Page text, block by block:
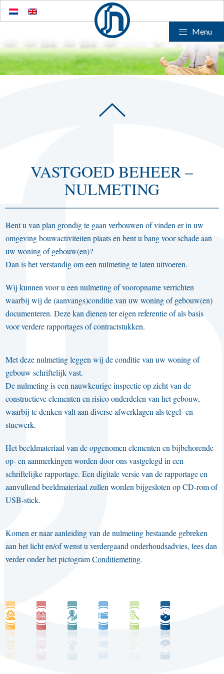
Menu
VASTGOED BEHEER –
NULMETING
Bent u van plan grondig te gaan verbouwen of vinden er in uw
omgeving bouwactiviteiten plaats en bent u bang voor schade aan
uw woning of gebouw(en)?
Dan is het verstandig om een nulmeting te laten uitvoeren.
Wij kunnen voor u een nulmeting of vooropname verrichten
waarbij wij de (aanvangs)conditie van uw woning of gebouw(en)
documenteren. Deze kan dienen ter eigen referentie of als basis
voor verdere rapportages of contractstukken.
Met deze nulmeting leggen wij de conditie van uw woning of
gebouw schriftelijk vast.
De nulmeting is een nauwkeurige inspectie op zicht van de
constructieve elementen en risico onderdelen van het gebouw,
waarbij te denken valt aan diverse afwerklagen als tegel- en
stucwerk.
Het beeldmateriaal van de opgenomen elementen en bijbehorende
op- en aanmerkingen worden door ons vastgelegd in een
schriftelijke rapportage. Een digitale versie van de rapportage en
aanvullend beeldmateriaal zullen worden bijgesloten op CD-rom of
USB-stick.
Komen er naar aanleiding van de nulmeting bestaande gebreken
aan het licht en/of wenst u verdergaand onderhoudsadvies, lees dan
verder onder het pictogramConditiemeting.